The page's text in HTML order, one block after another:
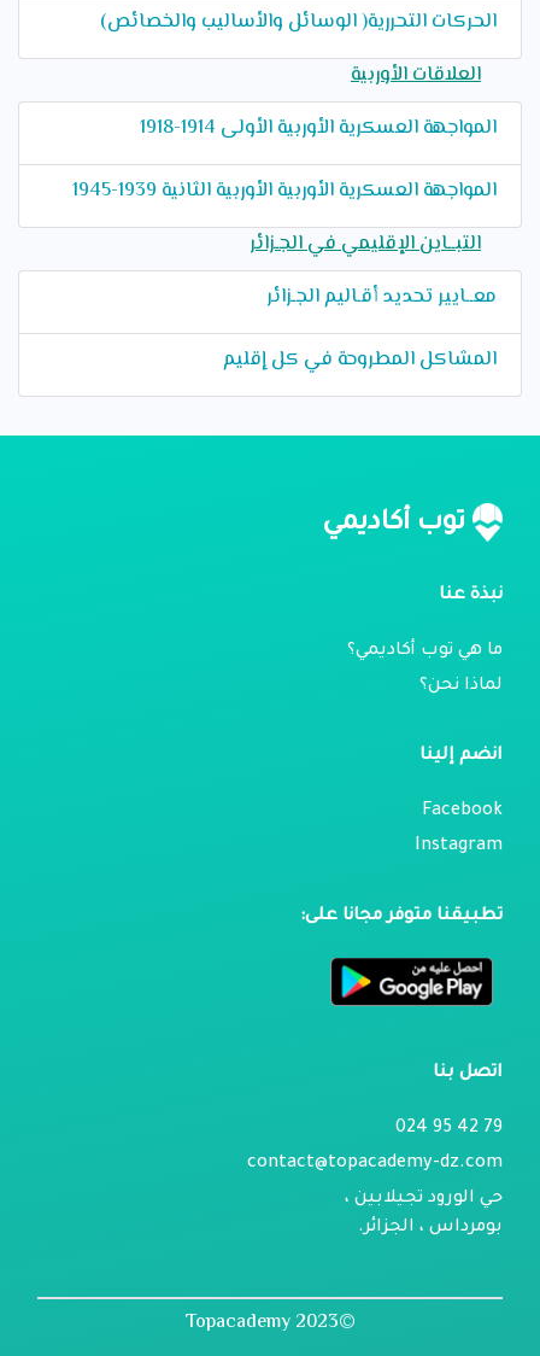
الحركات التحررية( الوسائل والأساليب والخصائص)
العلاقات الأوربية
المواجهة العسكرية الأوربية الأولى 1914-1918
المواجهة العسكرية الأوربية الأوربية الثانية 1939-1945
التبــاين الإقليمي في الجـزائر
معــايير تحديد أقـاليم الجـزائر
المشاكل المطروحة في كل إقليم
توب أكاديمي
نبذة عنا
ما هي توب أكاديمي؟
لماذا نحن؟
انضم إلينا
Facebook
Instagram
تطبيقنا متوفر مجانا على:
اتصل بنا
79 42 95 024
contact@topacademy-dz.com
حي الورود تجيلابين ،
بومرداس ، الجزائر.
©2023 Topacademy